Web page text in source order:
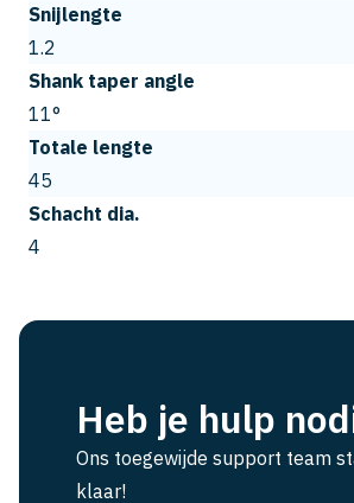
Snijlengte
1.2
Shank taper angle
11°
Totale lengte
45
Schacht dia.
4
Heb je hulp
Ons toegewijde support team
klaar!